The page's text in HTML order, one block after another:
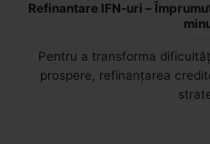
Refinantare IFN-uri –
Pentru a transforma
prospere, refinanțarea